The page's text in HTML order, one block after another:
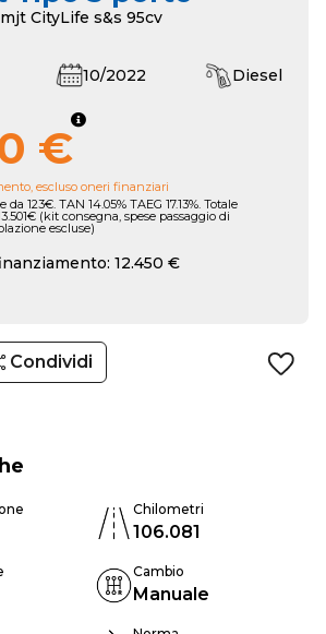
mjt CityLife s&s 95cv
10/2022 Diesel
€
escluso oneri finanziari
123€. TAN 14.05% TAEG 17.13%. Totale
(kit consegna, spese passaggio di
escluse)
12.450 €
Condividi
Chilometri
106.081
Cambio
Manuale